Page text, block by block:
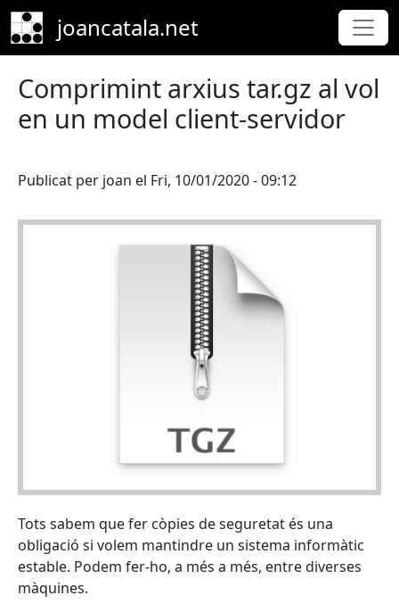
Skip to main content
joancatala.net
Comprimint arxius tar.gz al vol
en un model client-servidor
Publicat per joan el Fri, 10/01/2020 - 09:12
Tots sabem que fer còpies de seguretat és una
obligació si volem mantindre un sistema informàtic
estable. Podem fer-ho, a més a més, entre diverses
màquines.